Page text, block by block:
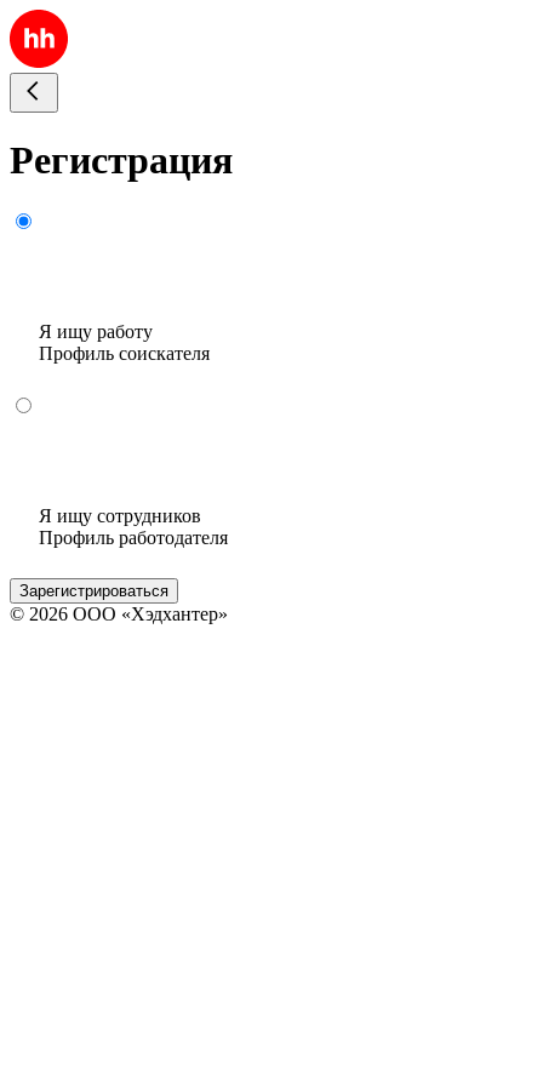
Регистрация
Я ищу работу
Профиль соискателя
Я ищу сотрудников
Профиль работодателя
Зарегистрироваться
© 2026 ООО «Хэдхантер»